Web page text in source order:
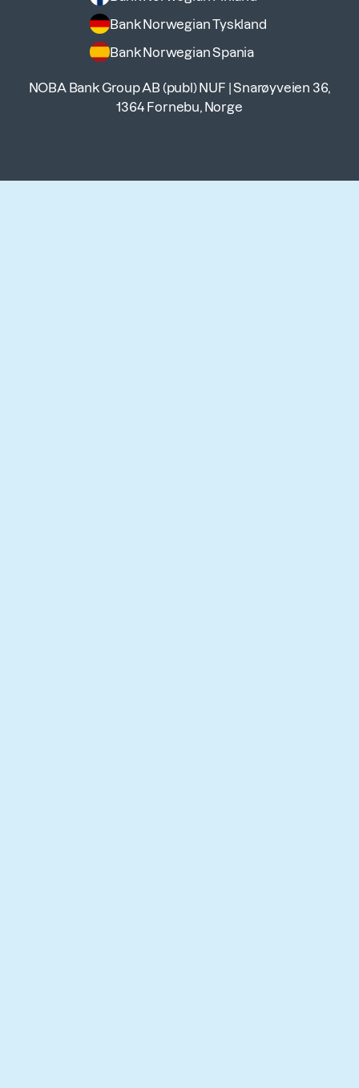
Bank Norwegian Tyskland
Bank Norwegian Spania
NOBA Bank Group AB (publ) NUF |Snarøyveien 36,
1364 Fornebu, Norge